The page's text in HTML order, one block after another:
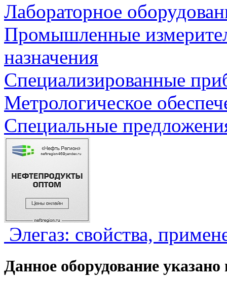
Лабораторное
Промышленные
назначения
Специализированные
Метрологическое
Специальные
Элегаз: свойства,
Данное оборудование